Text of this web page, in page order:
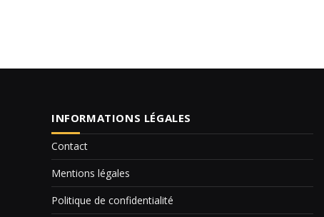
INFORMATIONS LÉGALES
Contact
Mentions légales
Politique de confidentialité